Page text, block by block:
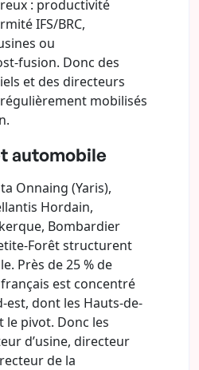
: productivité
IFS/BRC,
ou
fusion. Donc des
et des directeurs
mobilisés
automobile
Onnaing (Yaris),
Hordain,
Bombardier
Forêt structurent
Près de 25 % de
est concentré
dont les Hauts-de-
le pivot. Donc les
d’usine, directeur
de la